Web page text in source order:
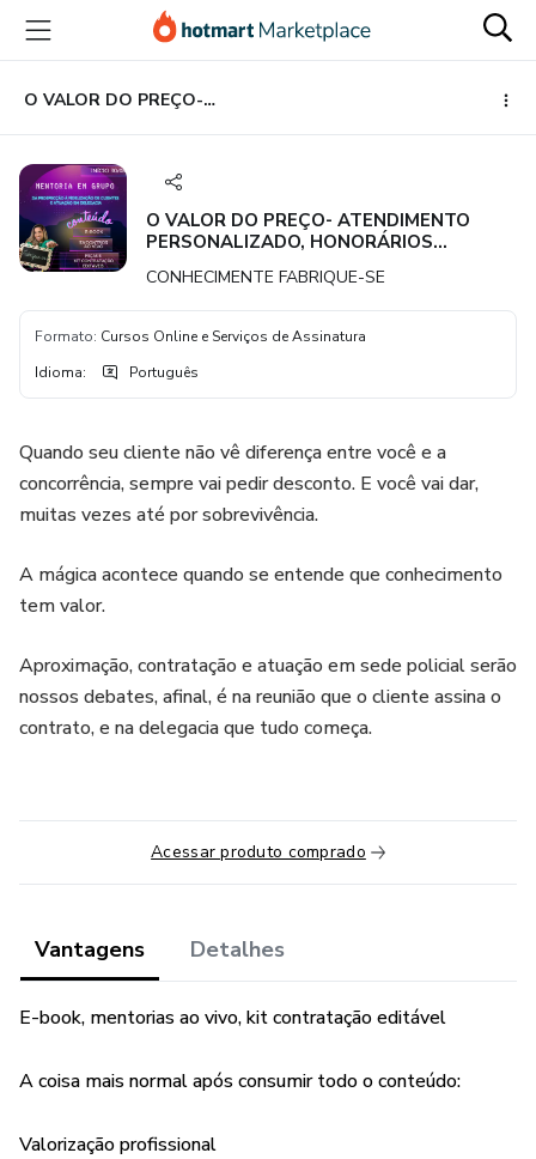
para
conteúdo
principal
para
pagamento
para
rodapé
O VALOR DO PREÇO- ATENDIMENTO PERSONALIZADO, HONORÁRIOS VALORIZADOS
O VALOR DO PREÇO- ATENDIMENTO
PERSONALIZADO, HONORÁRIOS
CONHECIMENTE FABRIQUE-SE
Formato: Cursos Online e Serviços de Assinatura
Idioma: Português
Quando seu cliente não vê diferença entre você e a
concorrência, sempre vai pedir desconto. E você vai dar,
muitas vezes até por sobrevivência.
A mágica acontece quando se entende que conhecimento
tem valor.
Aproximação, contratação e atuação em sede policial serão
nossos debates, afinal, é na reunião que o cliente assina o
contrato, e na delegacia que tudo começa.
Acessar produto comprado
Vantagens Detalhes
E-book, mentorias ao vivo, kit contratação editável
A coisa mais normal após consumir todo o conteúdo:
Valorização profissional